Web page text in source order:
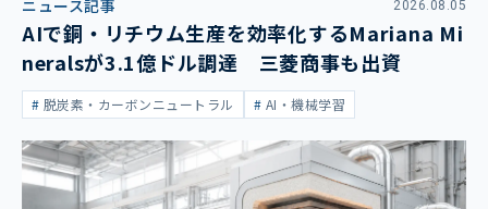
ニュース記事 2026.08.05
AIで銅・リチウム生産を効率化するMariana Mi
neralsが3.1億ドル調達 三菱商事も出資
脱炭素・カーボンニュートラル AI・機械学習